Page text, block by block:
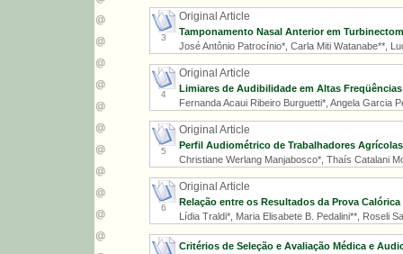
3
Original Article
Tamponamento Nasal Anterior em
José Antônio Patrocínio*, Carla Miti Watanabe**,
4
Original Article
Limiares de Audibilidade em Altas
Fernanda Acaui Ribeiro Burguetti*, Angela Garcia
5
Original Article
Perfil Audiométrico de Trabalhadores Agrícolas
Christiane Werlang Manjabosco*, Thaís Catalani
6
Original Article
Relação entre os Resultados da Prova
Lídia Traldi*, Maria Elisabete B. Pedalini**, Roseli
Critérios de Seleção e Avaliação Médica e